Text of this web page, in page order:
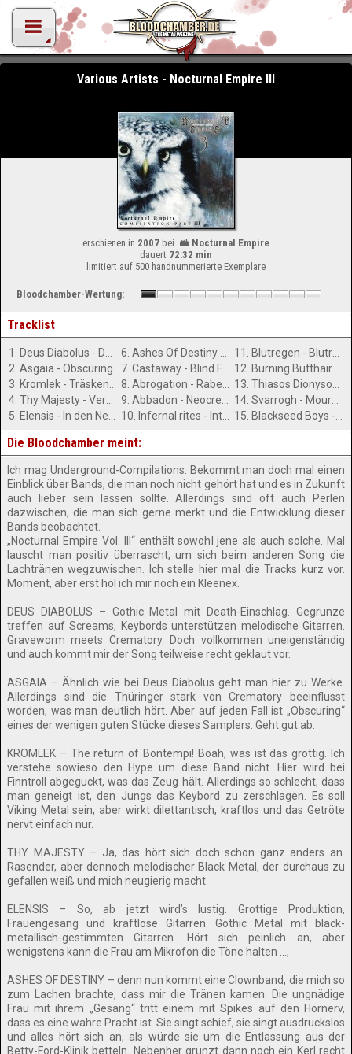
Various Artists - Nocturnal Empire III
erschienen in 2007 bei
Nocturnal Empire
dauert 72:32 min
limitiert auf 500 handnummerierte Exemplare
Bloodchamber-Wertung:
Tracklist
2. Asgaia - Obscuring
11. Blutregen - Blutregen
12. Burning Butthairs - Pathological Exhumed Meal
14. Svarrogh - Mourning Mill
Die Bloodchamber meint:
Ich mag Underground-Compilations. Bekommt man doch mal einen
Einblick über Bands, die man noch nicht gehört hat und es in Zukunft
auch lieber sein lassen sollte. Allerdings sind oft auch Perlen
dazwischen, die man sich gerne merkt und die Entwicklung dieser
Bands beobachtet.
„Nocturnal Empire Vol. III“ enthält sowohl jene als auch solche. Mal
lauscht man positiv überrascht, um sich beim anderen Song die
Lachtränen wegzuwischen. Ich stelle hier mal die Tracks kurz vor.
Moment, aber erst hol ich mir noch ein Kleenex.
DEUS DIABOLUS – Gothic Metal mit Death-Einschlag. Gegrunze
treffen auf Screams, Keybords unterstützen melodische Gitarren.
Graveworm meets Crematory. Doch vollkommen uneigenständig
und auch kommt mir der Song teilweise recht geklaut vor.
ASGAIA – Ähnlich wie bei Deus Diabolus geht man hier zu Werke.
Allerdings sind die Thüringer stark von Crematory beeinflusst
worden, was man deutlich hört. Aber auf jeden Fall ist „Obscuring“
eines der wenigen guten Stücke dieses Samplers. Geht gut ab.
KROMLEK – The return of Bontempi! Boah, was ist das grottig. Ich
verstehe sowieso den Hype um diese Band nicht. Hier wird bei
Finntroll abgeguckt, was das Zeug hält. Allerdings so schlecht, dass
man geneigt ist, den Jungs das Keybord zu zerschlagen. Es soll
Viking Metal sein, aber wirkt dilettantisch, kraftlos und das Getröte
nervt einfach nur.
THY MAJESTY – Ja, das hört sich doch schon ganz anders an.
Rasender, aber dennoch melodischer Black Metal, der durchaus zu
gefallen weiß und mich neugierig macht.
ELENSIS – So, ab jetzt wird’s lustig. Grottige Produktion,
Frauengesang und kraftlose Gitarren. Gothic Metal mit black-
metallisch-gestimmten Gitarren. Hört sich peinlich an, aber
wenigstens kann die Frau am Mikrofon die Töne halten …,
ASHES OF DESTINY – denn nun kommt eine Clownband, die mich so
zum Lachen brachte, dass mir die Tränen kamen. Die ungnädige
Frau mit ihrem „Gesang“ tritt einem mit Spikes auf den Hörnerv,
dass es eine wahre Pracht ist. Sie singt schief, sie singt ausdruckslos
und alles hört sich an, als würde sie um die Entlassung aus der
Betty-Ford-Klinik betteln. Nebenher grunzt dann noch ein Kerl recht